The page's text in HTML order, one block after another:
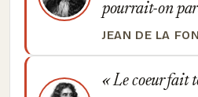
pourrait-on
JEAN DE LA
Le coeur fait